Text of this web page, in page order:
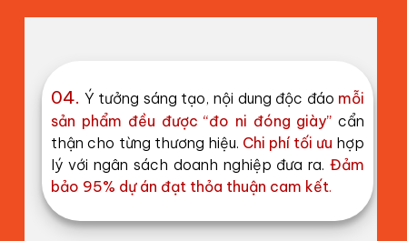
04. Ý tưởng sáng tạo, nội dung độc đáo mỗi
sản phẩm đều được “đo ni đóng giày” cẩn
thận cho từng thương hiệu. Chi phí tối ưu hợp
lý với ngân sách doanh nghiệp đưa ra.Đảm
bảo 95% dự án đạt thỏa thuận cam kết.